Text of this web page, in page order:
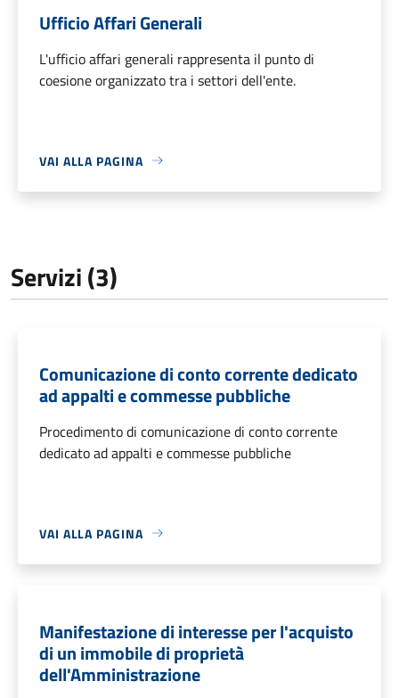
Ufficio Affari Generali
L'ufficio affari generali rappresenta il punto di
coesione organizzato tra i settori dell'ente.
VAI ALLA PAGINA
Servizi (3)
Comunicazione di conto corrente dedicato
ad appalti e commesse pubbliche
Procedimento di comunicazione di conto corrente
dedicato ad appalti e commesse pubbliche
VAI ALLA PAGINA
Manifestazione di interesse per l'acquisto
di un immobile di proprietà
dell'Amministrazione